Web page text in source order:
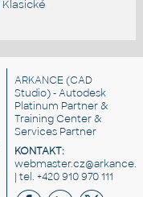
Klasické
ARKANCE (CAD
Studio) - Autodesk
Platinum Partner &
Training Center &
Services Partner
KONTAKT:
| tel. +420 910 970 111